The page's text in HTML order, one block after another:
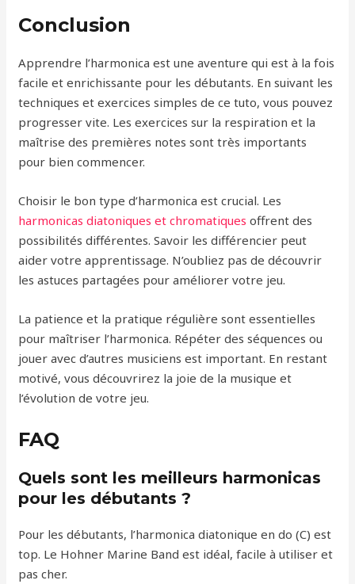
Conclusion
Apprendre l’harmonica est une aventure qui est à la fois
facile et enrichissante pour les débutants. En suivant les
techniques et exercices simples de ce tuto, vous pouvez
progresser vite. Les exercices sur la respiration et la
maîtrise des premières notes sont très importants
pour bien commencer.
Choisir le bon type d’harmonica est crucial. Les
harmonicas diatoniques et chromatiques offrent des
possibilités différentes. Savoir les différencier peut
aider votre apprentissage. N’oubliez pas de découvrir
les astuces partagées pour améliorer votre jeu.
La patience et la pratique régulière sont essentielles
pour maîtriser l’harmonica. Répéter des séquences ou
jouer avec d’autres musiciens est important. En restant
motivé, vous découvrirez la joie de la musique et
l’évolution de votre jeu.
FAQ
Quels sont les meilleurs harmonicas
pour les débutants ?
Pour les débutants, l’harmonica diatonique en do (C) est
top. Le Hohner Marine Band est idéal, facile à utiliser et
pas cher.